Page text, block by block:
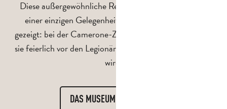
Diese außergewöhnliche Reliquie wird jedoch nur bei
einer einzigen Gelegenheit außerhalb dieses Ortes
gezeigt: bei der Camerone-Zeremonie am 30. April, wo
sie feierlich vor den Legionären und Besuchern getragen
wird.
DAS MUSEUM ENTDECKEN